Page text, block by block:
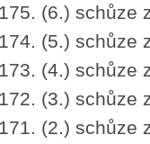
175. (6.) schůze
174. (5.) schůze
173. (4.) schůze
172. (3.) schůze
171. (2.) schůze